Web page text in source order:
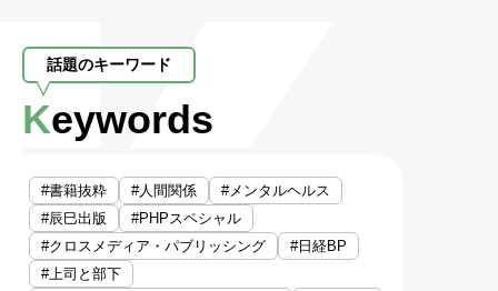
話題のキーワード
Keywords
#書籍抜粋 #人間関係
#メンタルヘルス
#辰巳出版
#PHPスペシャル
#クロスメディア・パブリッシング
#日経BP
#上司と部下